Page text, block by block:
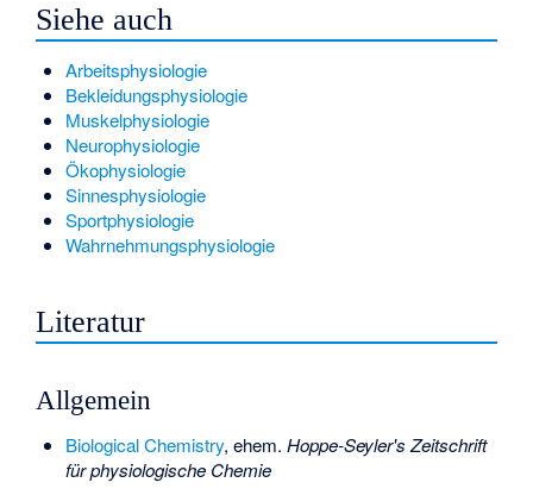
Siehe auch
Arbeitsphysiologie
Bekleidungsphysiologie
Muskelphysiologie
Neurophysiologie
Ökophysiologie
Sinnesphysiologie
Sportphysiologie
Wahrnehmungsphysiologie
Literatur
Allgemein
Biological Chemistry, ehem. Hoppe-Seyler's Zeitschrift
für physiologische Chemie